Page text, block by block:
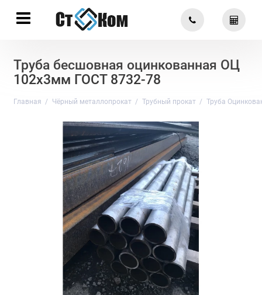
Труба бесшовная оцинкованная ОЦ
102х3мм ГОСТ 8732-78
Главная Чёрный металлопрокат Трубный прокат Труба